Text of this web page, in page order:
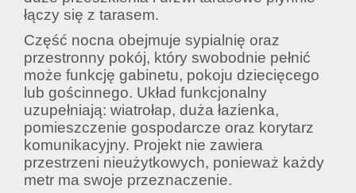
łączy się z tarasem.
Część nocna obejmuje sypialnię oraz
przestronny pokój, który swobodnie pełnić
może funkcję gabinetu, pokoju dziecięcego
lub gościnnego. Układ funkcjonalny
uzupełniają: wiatrołap, duża łazienka,
pomieszczenie gospodarcze oraz korytarz
komunikacyjny. Projekt nie zawiera
przestrzeni nieużytkowych, ponieważ każdy
metr ma swoje przeznaczenie.